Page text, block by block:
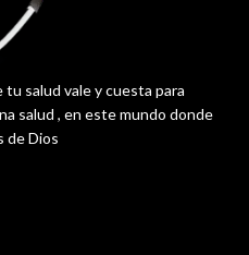
salud vale y cuesta para
salud , en este mundo donde
de Dios